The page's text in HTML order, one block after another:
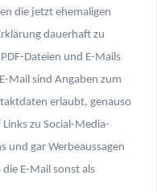
die jetzt ehemaligen
dauerhaft zu
Dateien und E-Mails
Mail sind Angaben zum
erlaubt, genauso
zu Social-Media-
und gar Werbeaussagen
E-Mail sonst als